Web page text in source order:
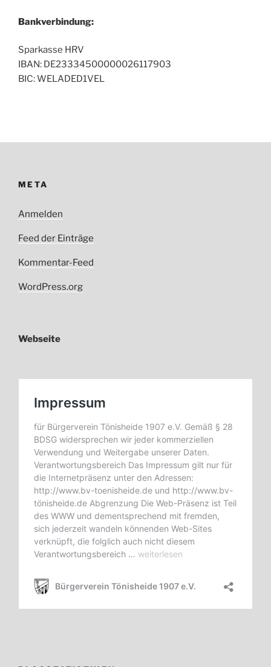
Bankverbindung:
Sparkasse HRV
IBAN: DE23334500000026117903
BIC: WELADED1VEL
META
Anmelden
Feed der Einträge
Kommentar-Feed
WordPress.org
Webseite